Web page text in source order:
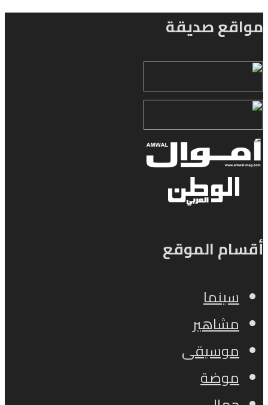
مواقع صديقة
أقسام الموقع
سينما
مشاهير
موسيقى
موضة